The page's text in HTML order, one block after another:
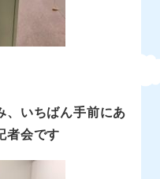
、いちばん手前にあ
者会です